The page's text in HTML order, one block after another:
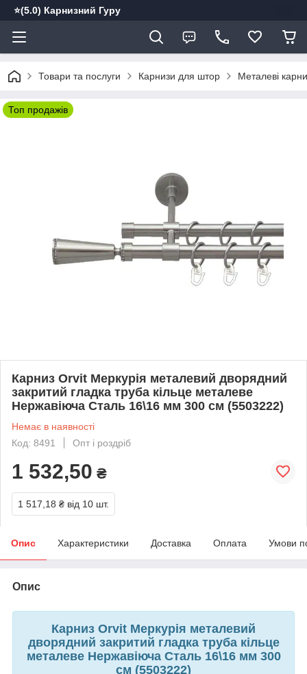
⭐️(5.0) Карнизний Гуру
Товари та послуги Карнизи для штор Металеві
Топ продажів
Карниз Orvit Меркурія металевий дворядний
закритий гладка труба кільце металеве
Нержавіюча Сталь 16\16 мм 300 см (5503222)
Немає в наявності
Код: 8491
Опт і роздріб
1 532,50 ₴
1 517,18 ₴ від 10 шт.
Опис Характеристики Доставка Оплата Умови
Опис
Карниз Orvit Меркурія металевий
дворядний закритий гладка труба кільце
металеве Нержавіюча Сталь 16\16 мм 300
см (5503222)